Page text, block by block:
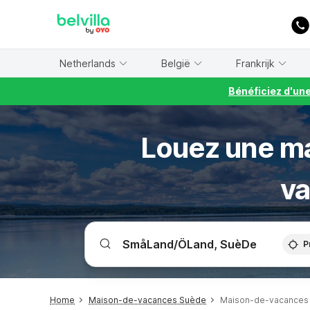
Netherlands België Frankrijk
Bénéficiez
Louez une
Home Maison-de-vacances Suède Maison-de-vacances